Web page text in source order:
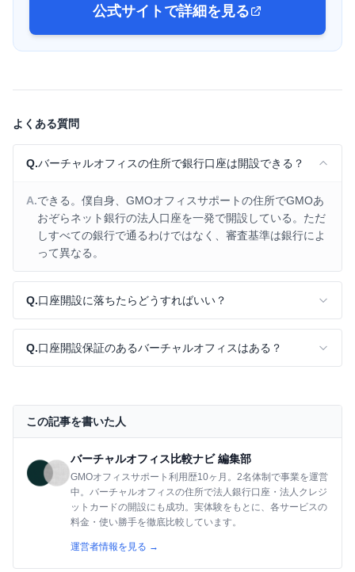
公式サイトで詳細を見る
よくある質問
Q.バーチャルオフィスの住所で銀行口座は開設できる？
A.できる。僕自身、GMOオフィスサポートの住所でGMOあ
おぞらネット銀行の法人口座を一発で開設している。ただ
しすべての銀行で通るわけではなく、審査基準は銀行によ
って異なる。
Q.口座開設に落ちたらどうすればいい？
Q.口座開設保証のあるバーチャルオフィスはある？
この記事を書いた人
バーチャルオフィス比較ナビ 編集部
GMOオフィスサポート利用歴10ヶ月。2名体制で事業を運営
中。バーチャルオフィスの住所で法人銀行口座・法人クレジ
ットカードの開設にも成功。実体験をもとに、各サービスの
料金・使い勝手を徹底比較しています。
運営者情報を見る →